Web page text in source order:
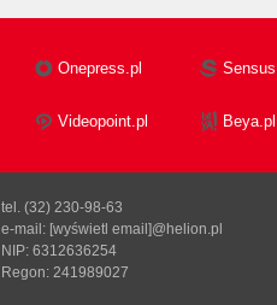
Onepress.pl
Videopoint.pl Beya.pl
tel. (32) 230-98-63
e-mail: [wyświetl email]@helion.pl
NIP: 6312636254
Regon: 241989027